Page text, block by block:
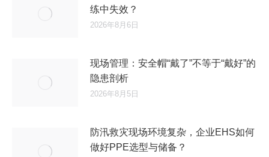
练中失效？
2026年8月6日
现场管理：安全帽“戴了”不等于“戴好”的
隐患剖析
2026年8月5日
防汛救灾现场环境复杂，企业EHS如何
做好PPE选型与储备？